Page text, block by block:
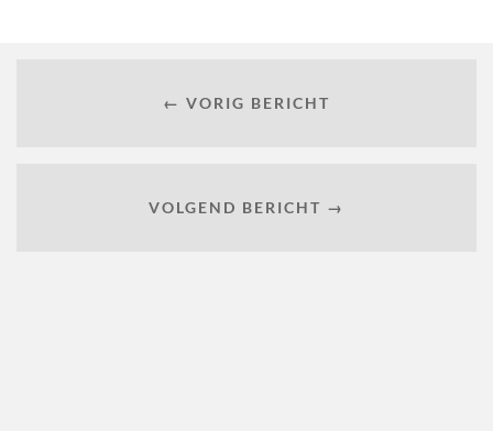
← VORIG BERICHT
VOLGEND BERICHT →